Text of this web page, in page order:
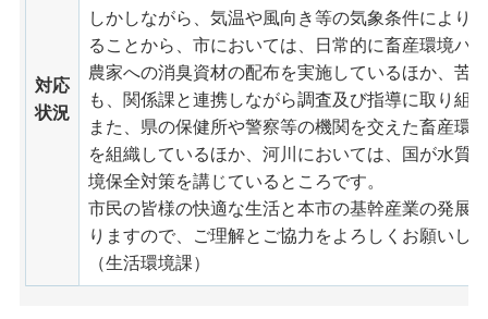
対応
状況
しかしながら、気温や風向き等の気象条件により
ることから、市においては、日常的に畜産環境パ
農家への消臭資材の配布を実施しているほか、苦
も、関係課と連携しながら調査及び指導に取り組
また、県の保健所や警察等の機関を交えた畜産環
を組織しているほか、河川においては、国が水質
境保全対策を講じているところです。
市民の皆様の快適な生活と本市の基幹産業の発展
りますので、ご理解とご協力をよろしくお願いし
（生活環境課）